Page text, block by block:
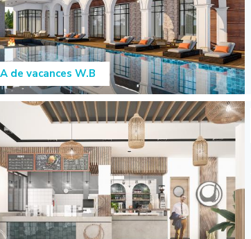
de vacances W.B